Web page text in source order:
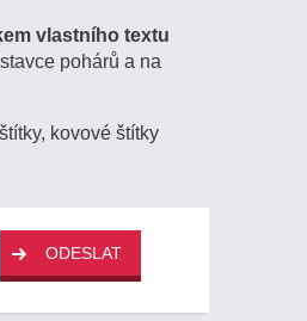
vlastního textu
pohárů a na
kovové štítky
ODESLAT